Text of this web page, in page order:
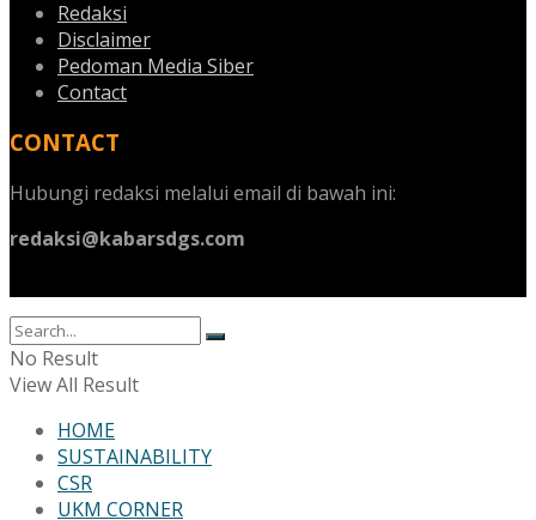
Redaksi
Disclaimer
Pedoman Media Siber
Contact
CONTACT
Hubungi redaksi melalui email di bawah ini:
redaksi@kabarsdgs.com
No Result
View All Result
HOME
SUSTAINABILITY
CSR
UKM CORNER